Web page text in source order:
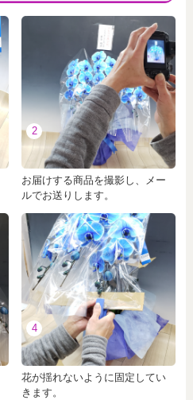
2
お届けする商品を撮影し、メー
ルでお送りします。
4
花が揺れないように固定してい
きます。